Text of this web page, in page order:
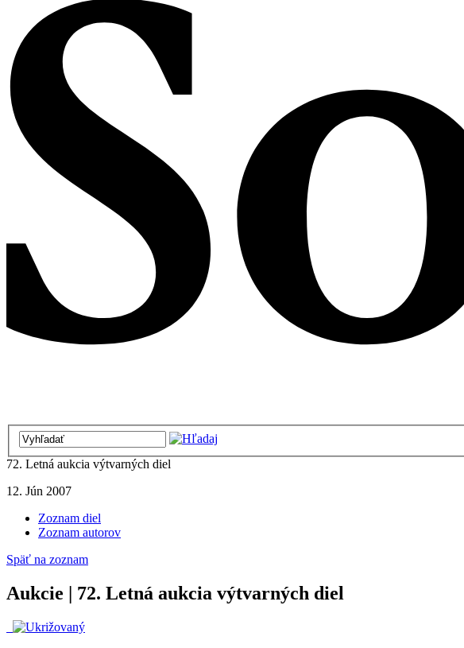
72. Letná aukcia výtvarných diel
12. Jún 2007
Zoznam diel
Zoznam autorov
Späť na zoznam
Aukcie | 72. Letná aukcia výtvarných diel